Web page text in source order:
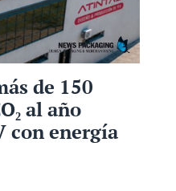
de 150
al año
con energía